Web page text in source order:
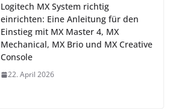
Logitech MX System richtig
einrichten: Eine Anleitung für den
Einstieg mit MX Master 4, MX
Mechanical, MX Brio und MX Creative
Console
22. April 2026